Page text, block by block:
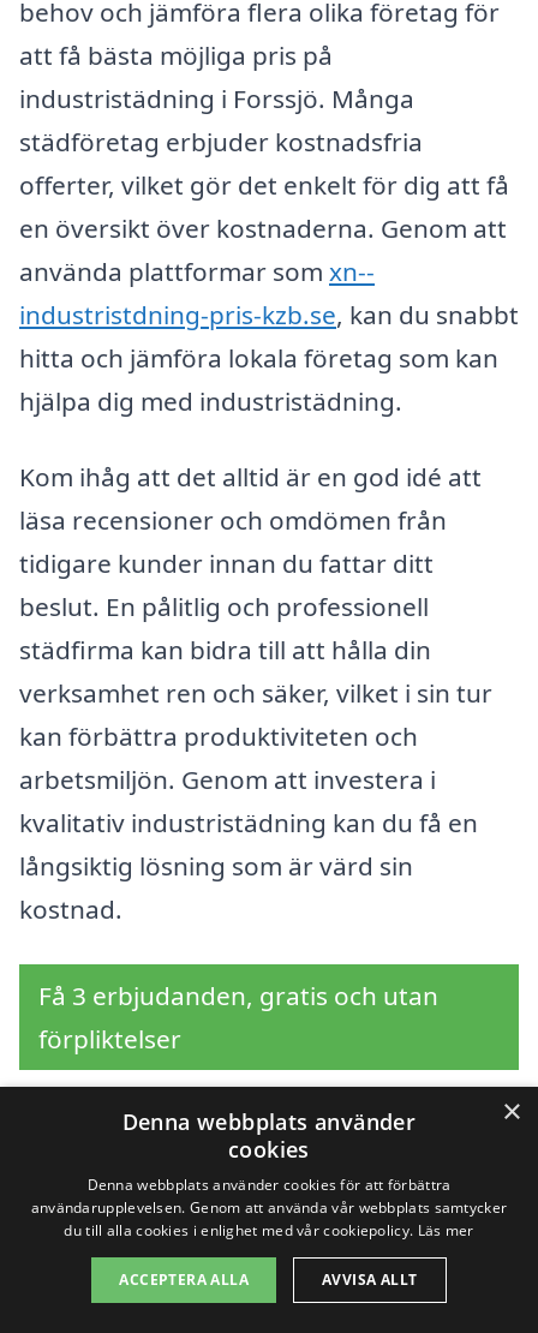
behov och jämföra flera olika företag för
att få bästa möjliga pris på
industristädning i Forssjö. Många
städföretag erbjuder kostnadsfria
offerter, vilket gör det enkelt för dig att få
en översikt över kostnaderna. Genom att
använda plattformar som xn--
industristdning-pris-kzb.se, kan du snabbt
hitta och jämföra lokala företag som kan
hjälpa dig med industristädning.
Kom ihåg att det alltid är en god idé att
läsa recensioner och omdömen från
tidigare kunder innan du fattar ditt
beslut. En pålitlig och professionell
städfirma kan bidra till att hålla din
verksamhet ren och säker, vilket i sin tur
kan förbättra produktiviteten och
arbetsmiljön. Genom att investera i
kvalitativ industristädning kan du få en
långsiktig lösning som är värd sin
kostnad.
Få 3 erbjudanden, gratis och utan
förpliktelser
Sök efter en
professionell för
industristädning i
×
Denna webbplats använder
cookies
Denna webbplats använder cookies för att förbättra
användarupplevelsen. Genom att använda vår webbplats samtycker
du till alla cookies i enlighet med vår cookiepolicy. Läs mer
ACCEPTERA ALLA AVVISA ALLT